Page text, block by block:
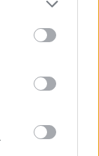
a régi